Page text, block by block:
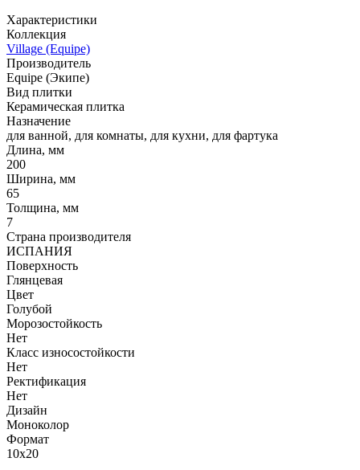
Характеристики
Коллекция
Village (Equipe)
Производитель
Equipe (Экипе)
Вид плитки
Керамическая плитка
Назначение
для ванной, для комнаты, для кухни, для фартука
Длина, мм
200
Ширина, мм
65
Толщина, мм
7
Страна производителя
ИСПАНИЯ
Поверхность
Глянцевая
Цвет
Голубой
Морозостойкость
Нет
Класс износостойкости
Нет
Ректификация
Нет
Дизайн
Моноколор
Формат
10x20